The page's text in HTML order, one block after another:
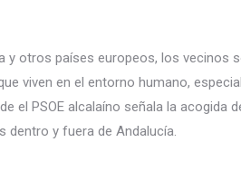
y otros países europeos, los
viven en el entorno humano,
el PSOE alcalaíno señala la
dentro y fuera de Andalucía.